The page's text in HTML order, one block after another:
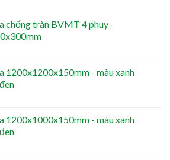
chống tràn BVMT 4 phuy -
1200x1200x150mm - màu xanh
1200x1000x150mm - màu xanh